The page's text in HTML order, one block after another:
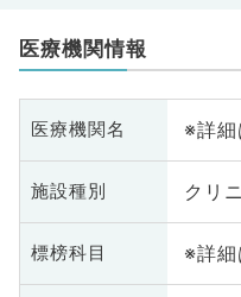
医療機関情報
医療機関名 ※詳
施設種別 クリ
標榜科目 ※詳